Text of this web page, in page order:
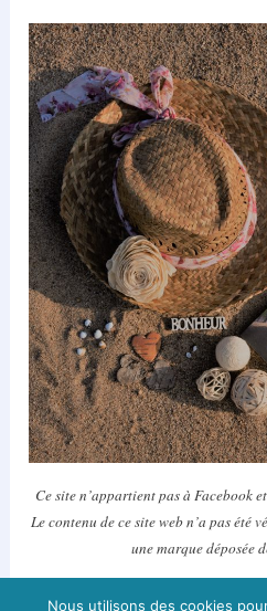
Ce site n’appartient pas à Facebook
Le contenu de ce site web n’a pas été
une marque déposée
Nous utilisons des cookies